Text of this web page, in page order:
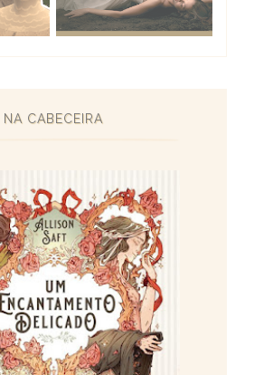
NA CABECEIRA